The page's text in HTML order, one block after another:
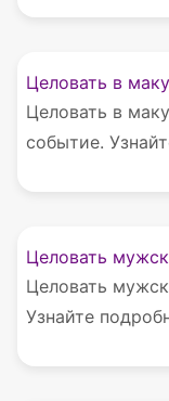
Целовать в
Целовать в
событие.
Целовать
Целовать
Узнайте